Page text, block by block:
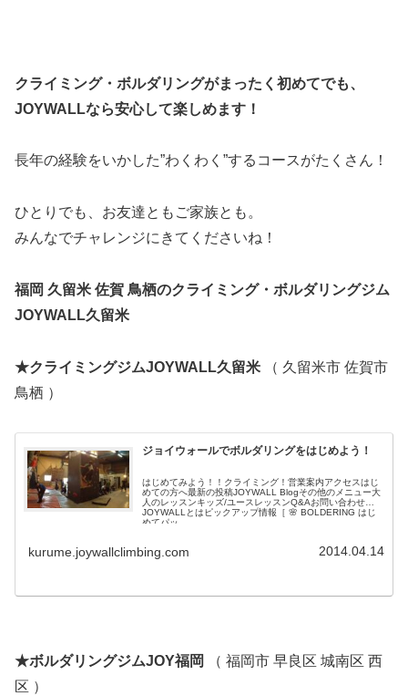
クライミング・ボルダリングがまったく初めてでも、
JOYWALLなら安心して楽しめます！
長年の経験をいかした”わくわく”するコースがたくさん！
ひとりでも、お友達ともご家族とも。
みんなでチャレンジにきてくださいね！
福岡 久留米 佐賀 鳥栖のクライミング・ボルダリングジム
JOYWALL久留米
★クライミングジムJOYWALL久留米
（ 久留米市 佐賀市
鳥栖 ）
ジョイウォールでボルダリングをはじめよう！
はじめてみよう！！クライミング！営業案内アクセスはじ
めての方へ最新の投稿JOYWALL Blogその他のメニュー大
人のレッスンキッズ/ユースレッスンQ&Aお問い合わせ
JOYWALLとはピックアップ情報［ 🌸 BOLDERING はじ
めてパッ...
kurume.joywallclimbing.com 2014.04.14
★ボルダリングジムJOY福岡
（ 福岡市 早良区 城南区 西
区 ）